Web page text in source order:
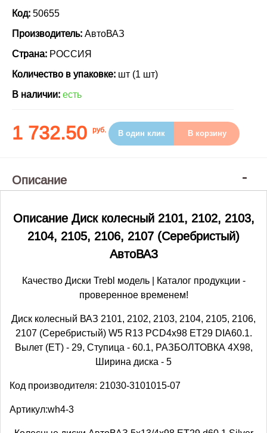
Код: 50655
Производитель: АвтоВАЗ
Страна: РОССИЯ
Количество в упаковке: шт (1 шт)
В наличии: есть
1 732.50 руб. В один клик В корзину
Описание
Описание Диск колесный 2101, 2102, 2103,
2104, 2105, 2106, 2107 (Серебристый)
АвтоВАЗ
Качество Диски Trebl модель | Каталог продукции -
проверенное временем!
Диск колесный ВАЗ 2101, 2102, 2103, 2104, 2105, 2106,
2107 (Серебристый) W5 R13 PCD4x98 ET29 DIA60.1.
Вылет (ET) - 29, Ступица - 60.1, РАЗБОЛТОВКА 4Х98,
Ширина диска - 5
Код производителя: 21030-3101015-07
Артикул:wh4-3